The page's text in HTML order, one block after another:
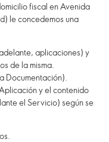
fiscal en Avenida
le concedemos una
aplicaciones) y
de la misma.
Documentación).
y el contenido
el Servicio) según se